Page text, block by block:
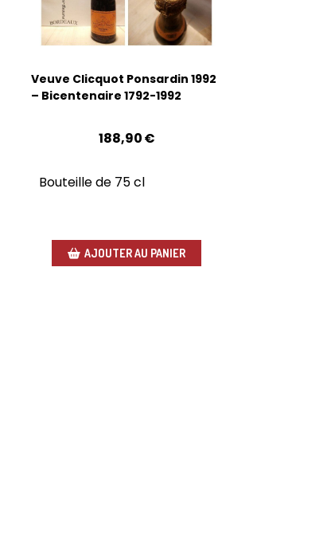
Veuve Clicquot Ponsardin 1992
– Bicentenaire 1792-1992
188,90€
Bouteille de 75 cl
AJOUTER AU PANIER